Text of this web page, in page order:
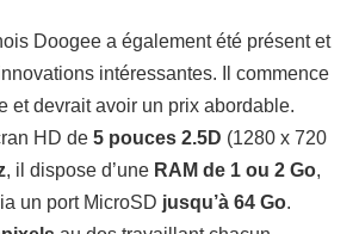
Doogee a également été présent et
intéressantes. Il commence
et devrait avoir un prix abordable.
HD de 5 pouces 2.5D (1280 x 720
, il dispose d’une RAM de 1 ou 2 Go,
un port MicroSD jusqu’à 64 Go.